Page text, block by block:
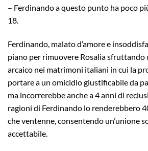
– Ferdinando a questo punto ha poco
18.
Ferdinando, malato d’amore e
piano per rimuovere Rosalia
arcaico nei matrimoni italiani in cui la
portare a un omicidio giustificabile da
ma incorrerebbe anche a 4 anni di
ragioni di Ferdinando lo renderebbero
che ventenne, consentendo un’unione
accettabile.